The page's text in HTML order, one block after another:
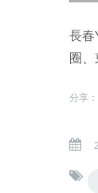
長春
圈
分享：